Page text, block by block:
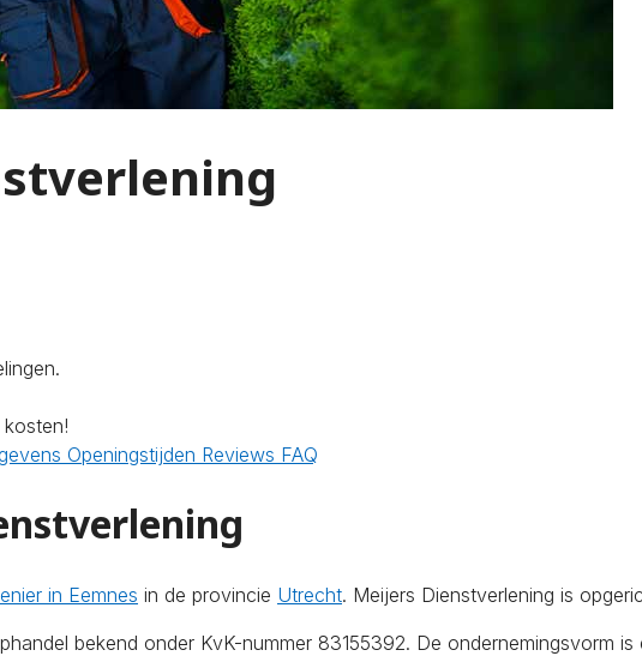
Openingstijden Reviews FAQ
in Eemnes in de provincie Utrecht. Meijers Dienstverlening is
bekend onder KvK-nummer 83155392. De ondernemingsvorm